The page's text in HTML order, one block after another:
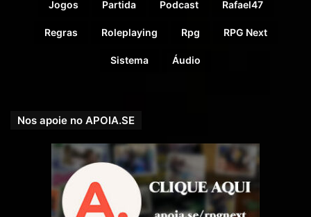
Jogos Partida Podcast Rafael47
Regras Roleplaying Rpg RPG Next
Sistema Áudio
Nos apoie no APOIA.SE